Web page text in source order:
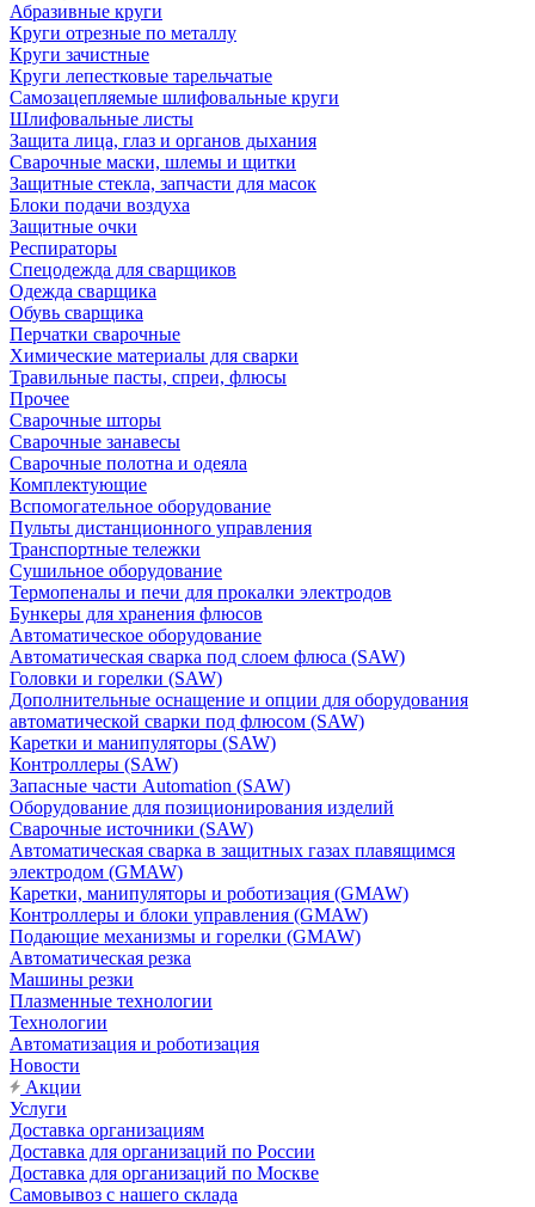
Абразивные круги
Круги отрезные по металлу
Круги зачистные
Круги лепестковые тарельчатые
Самозацепляемые шлифовальные круги
Шлифовальные листы
Защита лица, глаз и органов дыхания
Сварочные маски, шлемы и щитки
Защитные стекла, запчасти для масок
Блоки подачи воздуха
Защитные очки
Респираторы
Спецодежда для сварщиков
Одежда сварщика
Обувь сварщика
Перчатки сварочные
Химические материалы для сварки
Травильные пасты, спреи, флюсы
Прочее
Сварочные шторы
Сварочные занавесы
Сварочные полотна и одеяла
Комплектующие
Вспомогательное оборудование
Пульты дистанционного управления
Транспортные тележки
Сушильное оборудование
Термопеналы и печи для прокалки электродов
Бункеры для хранения флюсов
Автоматическое оборудование
Автоматическая сварка под слоем флюса (SAW)
Головки и горелки (SAW)
Дополнительные оснащение и опции для оборудования
автоматической сварки под флюсом (SAW)
Каретки и манипуляторы (SAW)
Контроллеры (SAW)
Запасные части Automation (SAW)
Оборудование для позиционирования изделий
Сварочные источники (SAW)
Автоматическая сварка в защитных газах плавящимся
электродом (GMAW)
Каретки, манипуляторы и роботизация (GMAW)
Контроллеры и блоки управления (GMAW)
Подающие механизмы и горелки (GMAW)
Автоматическая резка
Машины резки
Плазменные технологии
Технологии
Автоматизация и роботизация
Новости
Акции
Услуги
Доставка организациям
Доставка для организаций по России
Доставка для организаций по Москве
Самовывоз с нашего склада